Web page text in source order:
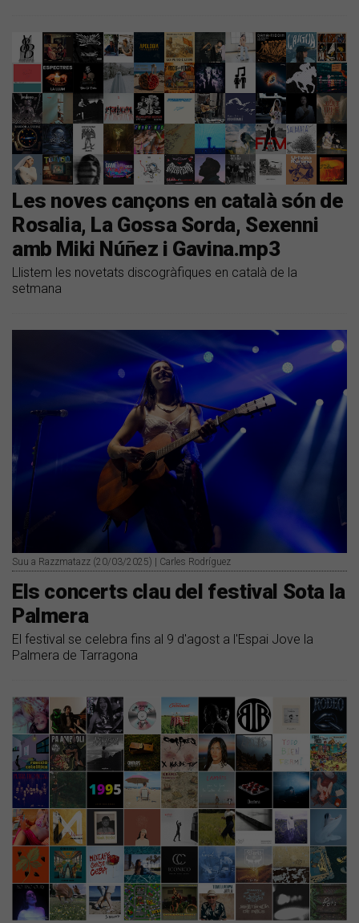
Les noves cançons en català són de
Rosalia, La Gossa Sorda, Sexenni
amb Miki Núñez i Gavina.mp3
Llistem les novetats discogràfiques en català de la
setmana
Suu a Razzmatazz (20/03/2025) | Carles Rodríguez
Els concerts clau del festival Sota la
Palmera
El festival se celebra fins al 9 d'agost a l'Espai Jove la
Palmera de Tarragona